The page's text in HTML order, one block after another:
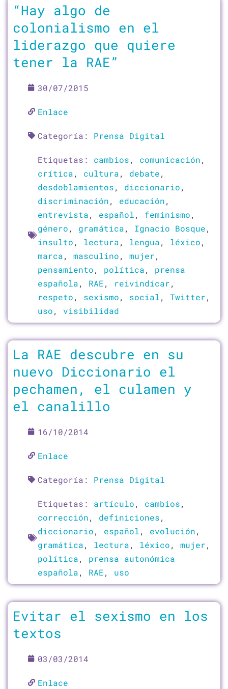
“Hay algo de
colonialismo en el
liderazgo que quiere
tener la RAE”
30/07/2015
Enlace
Categoría: Prensa Digital
Etiquetas: cambios, comunicación,
crítica, cultura, debate,
desdoblamientos, diccionario,
discriminación, educación,
entrevista, español, feminismo,
género, gramática, Ignacio Bosque,
insulto, lectura, lengua, léxico,
marca, masculino, mujer,
pensamiento, política, prensa
española, RAE, reivindicar,
respeto, sexismo, social, Twitter,
uso, visibilidad
La RAE descubre en su
nuevo Diccionario el
pechamen, el culamen y
el canalillo
16/10/2014
Enlace
Categoría: Prensa Digital
Etiquetas: artículo, cambios,
corrección, definiciones,
diccionario, español, evolución,
gramática, lectura, léxico, mujer,
política, prensa autonómica
española, RAE, uso
Evitar el sexismo en los
textos
03/03/2014
Enlace